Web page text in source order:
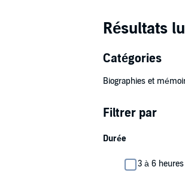
Résultats
Catégories
Biographies et
Filtrer par
Durée
3 à 6 heures